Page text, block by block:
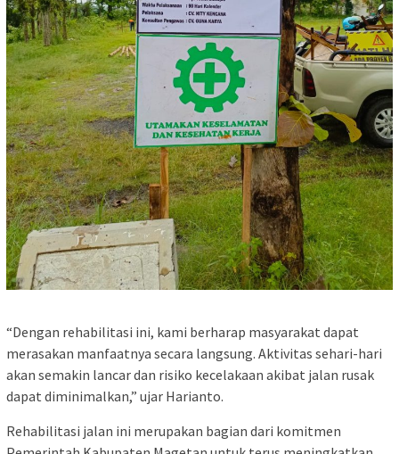
“Dengan rehabilitasi ini, kami berharap masyarakat dapat
merasakan manfaatnya secara langsung. Aktivitas sehari-hari
akan semakin lancar dan risiko kecelakaan akibat jalan rusak
dapat diminimalkan,” ujar Harianto.
Rehabilitasi jalan ini merupakan bagian dari komitmen